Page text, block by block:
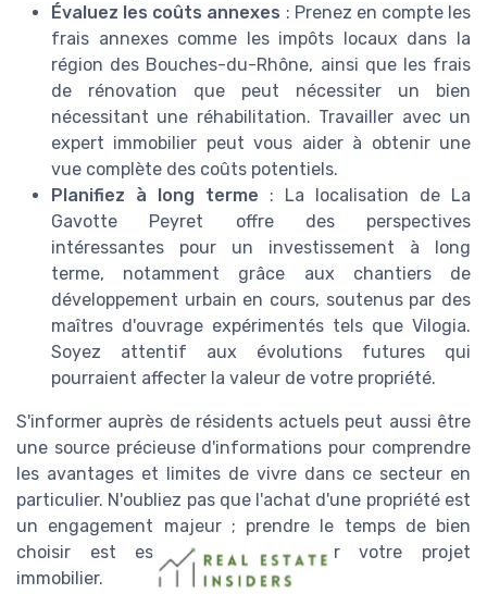
Évaluez les coûts annexes : Prenez en compte les
frais annexes comme les impôts locaux dans la
région des Bouches-du-Rhône, ainsi que les frais
de rénovation que peut nécessiter un bien
nécessitant une réhabilitation. Travailler avec un
expert immobilier peut vous aider à obtenir une
vue complète des coûts potentiels.
Planifiez à long terme : La localisation de La
Gavotte Peyret offre des perspectives
intéressantes pour un investissement à long
terme, notamment grâce aux chantiers de
développement urbain en cours, soutenus par des
maîtres d'ouvrage expérimentés tels que Vilogia.
Soyez attentif aux évolutions futures qui
pourraient affecter la valeur de votre propriété.
S'informer auprès de résidents actuels peut aussi être
une source précieuse d'informations pour comprendre
les avantages et limites de vivre dans ce secteur en
particulier. N'oubliez pas que l'achat d'une propriété est
un engagement majeur ; prendre le temps de bien
choisir est essentiel pour réussir votre projet
immobilier.